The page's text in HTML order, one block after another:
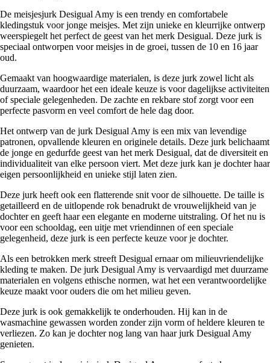
De meisjesjurk Desigual Amy is een trendy en comfortabele
kledingstuk voor jonge meisjes. Met zijn unieke en kleurrijke ontwerp
weerspiegelt het perfect de geest van het merk Desigual. Deze jurk is
speciaal ontworpen voor meisjes in de groei, tussen de 10 en 16 jaar
oud.
Gemaakt van hoogwaardige materialen, is deze jurk zowel licht als
duurzaam, waardoor het een ideale keuze is voor dagelijkse activiteiten
of speciale gelegenheden. De zachte en rekbare stof zorgt voor een
perfecte pasvorm en veel comfort de hele dag door.
Het ontwerp van de jurk Desigual Amy is een mix van levendige
patronen, opvallende kleuren en originele details. Deze jurk belichaamt
de jonge en gedurfde geest van het merk Desigual, dat de diversiteit en
individualiteit van elke persoon viert. Met deze jurk kan je dochter haar
eigen persoonlijkheid en unieke stijl laten zien.
Deze jurk heeft ook een flatterende snit voor de silhouette. De taille is
getailleerd en de uitlopende rok benadrukt de vrouwelijkheid van je
dochter en geeft haar een elegante en moderne uitstraling. Of het nu is
voor een schooldag, een uitje met vriendinnen of een speciale
gelegenheid, deze jurk is een perfecte keuze voor je dochter.
Als een betrokken merk streeft Desigual ernaar om milieuvriendelijke
kleding te maken. De jurk Desigual Amy is vervaardigd met duurzame
materialen en volgens ethische normen, wat het een verantwoordelijke
keuze maakt voor ouders die om het milieu geven.
Deze jurk is ook gemakkelijk te onderhouden. Hij kan in de
wasmachine gewassen worden zonder zijn vorm of heldere kleuren te
verliezen. Zo kan je dochter nog lang van haar jurk Desigual Amy
genieten.